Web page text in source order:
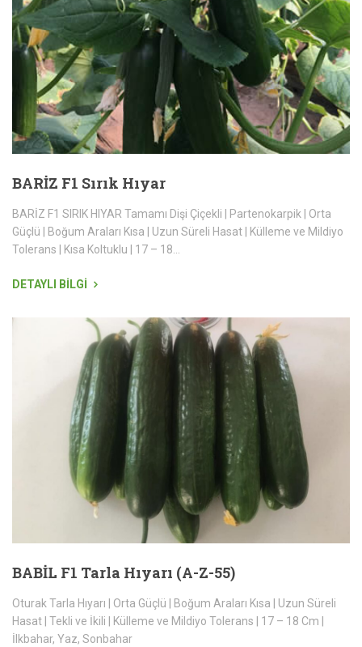
BARİZ F1 Sırık Hıyar
BARİZ F1 SIRIK HIYAR Tamamı Dişi Çiçekli | Partenokarpik | Orta
Güçlü | Boğum Araları Kısa | Uzun Süreli Hasat | Külleme ve Mildiyo
Tolerans | Kısa Koltuklu | 17 – 18...
DETAYLI BİLGİ
BABİL F1 Tarla Hıyarı (A-Z-55)
Oturak Tarla Hıyarı | Orta Güçlü | Boğum Araları Kısa | Uzun Süreli
Hasat | Tekli ve İkili | Külleme ve Mildiyo Tolerans | 17 – 18 Cm |
İlkbahar, Yaz, Sonbahar